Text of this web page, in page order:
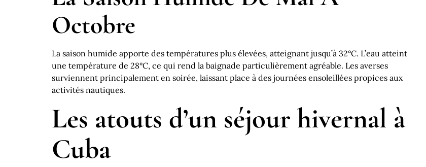
Octobre
La saison humide apporte des températures plus élevées, atteignant jusqu’à 32°C. L’eau atteint
une température de 28°C, ce qui rend la baignade particulièrement agréable. Les averses
surviennent principalement en soirée, laissant place à des journées ensoleillées propices aux
activités nautiques.
Les atouts d’un séjour hivernal à
Cuba